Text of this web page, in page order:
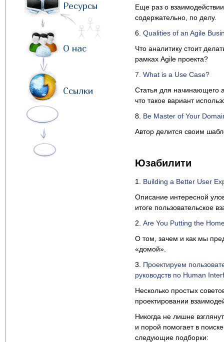
Ресурсы
О нас
Ссылки
Еще раз о
содержательно, по делу.
6. Qualities of an Agile
Что аналитику стоит
рамках Agile проекта?
7. What is a Use Case?
Статья для начинающего
что такое вариант
8. Be Master of Your
Автор делится своим
Юзабилити
1. Building a Better User
Описание интересной
итоге пользовательское
2. Are You Putting the
О том, зачем и как мы
«домой».
3. Проектируем
руководств по Human
Несколько простых
проектировании
Никогда не лишне
и порой помогает в
следующие подборки: